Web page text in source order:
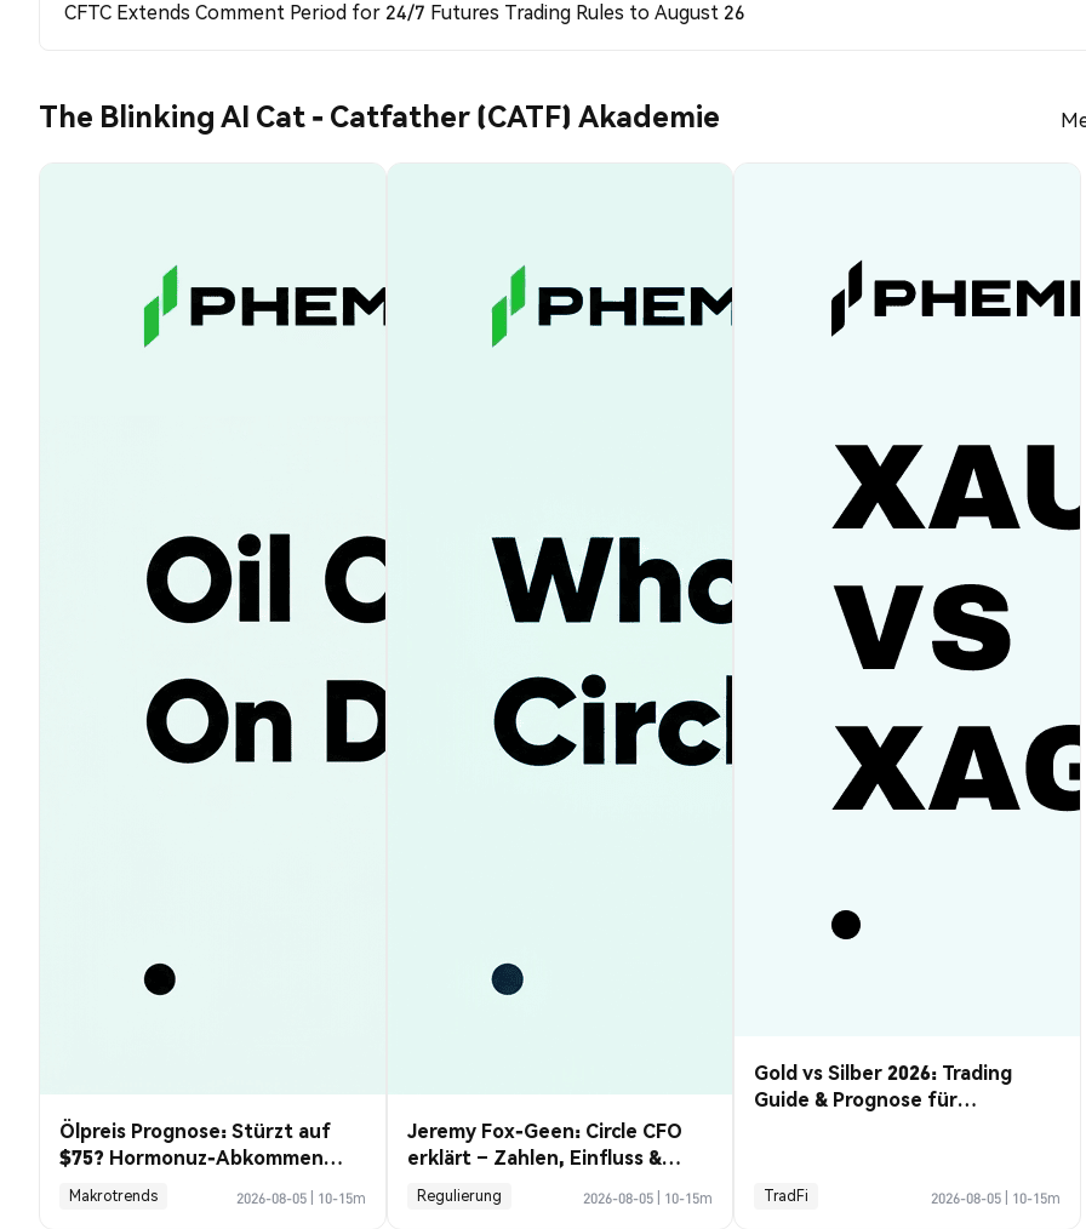
CFTC Extends Comment Period for 24/7 Futures Trading Rules to August 26
The Blinking AI Cat - Catfather (CATF) Akademie
Ölpreis Prognose: Stürzt auf
$75? Hormonuz-Abkommen
heute möglich
Makrotrends 2026-08-05 10-15m
Jeremy Fox-Geen: Circle CFO
erklärt – Zahlen, Einfluss &
Prognose
Regulierung 2026-08-05 10-15m
Gold vs Silber 2026: Trading
Guide & Prognose für
TradFi 2026-08-05 10-15m